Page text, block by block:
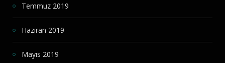
Temmuz 2019
Haziran 2019
Mayıs 2019